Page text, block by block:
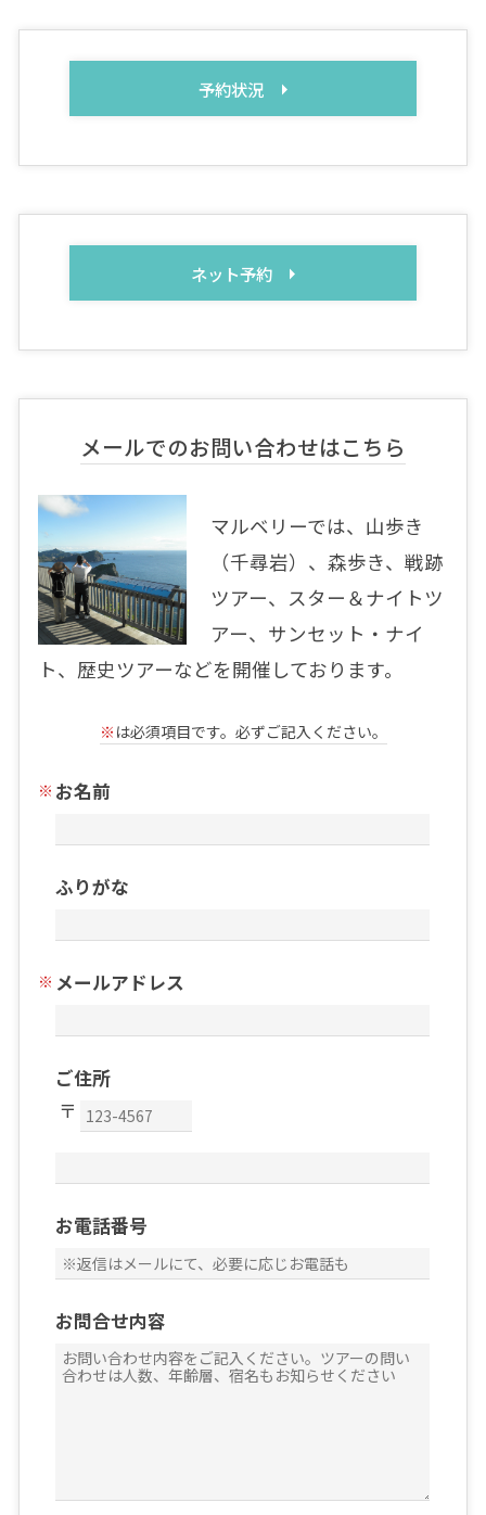
予約状況
ネット予約
メールでのお問い合わせはこちら
マルベリーでは、山歩き
（千尋岩）、森歩き、戦跡
ツアー、スター＆ナイトツ
アー、サンセット・ナイ
ト、歴史ツアーなどを開催しております。
※ は必須項目です。必ずご記入ください。
お名前
ふりがな
メールアドレス
ご住所
お電話番号
お問合せ内容